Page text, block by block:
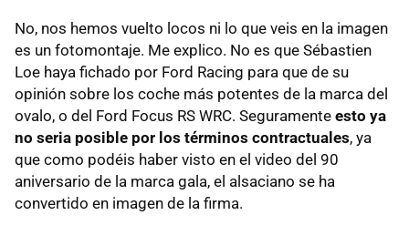
No, nos hemos vuelto locos ni lo que veis en la imagen
es un fotomontaje. Me explico. No es que Sébastien
Loe haya fichado por Ford Racing para que de su
opinión sobre los coche más potentes de la marca del
ovalo, o del Ford Focus RS WRC. Seguramente esto ya
no seria posible por los términos contractuales, ya
que como podéis haber visto en el video del 90
aniversario de la marca gala, el alsaciano se ha
convertido en imagen de la firma.